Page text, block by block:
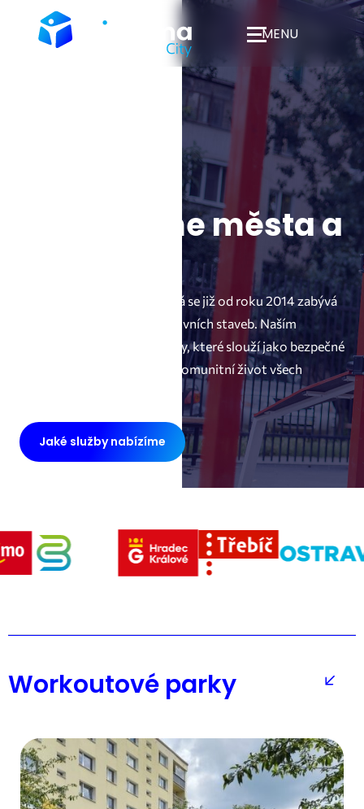
MENU
Rozhýbeme města a
Jaké služby nabízíme
Jsme česká společnost, která se již od roku 2014 zabývá
projektovým řízením sportovních staveb. Naším
posláním je vytvářet projekty, které slouží jako bezpečné
a inspirativní prostředí pro komunitní život všech
Workoutové parky